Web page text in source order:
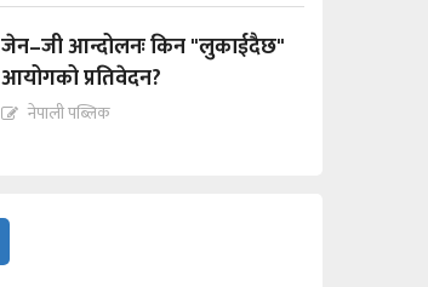
जेन–जी आन्दोलनः किन "लुकाईदैछ"
आयोगको प्रतिवेदन?
नेपाली पब्लिक